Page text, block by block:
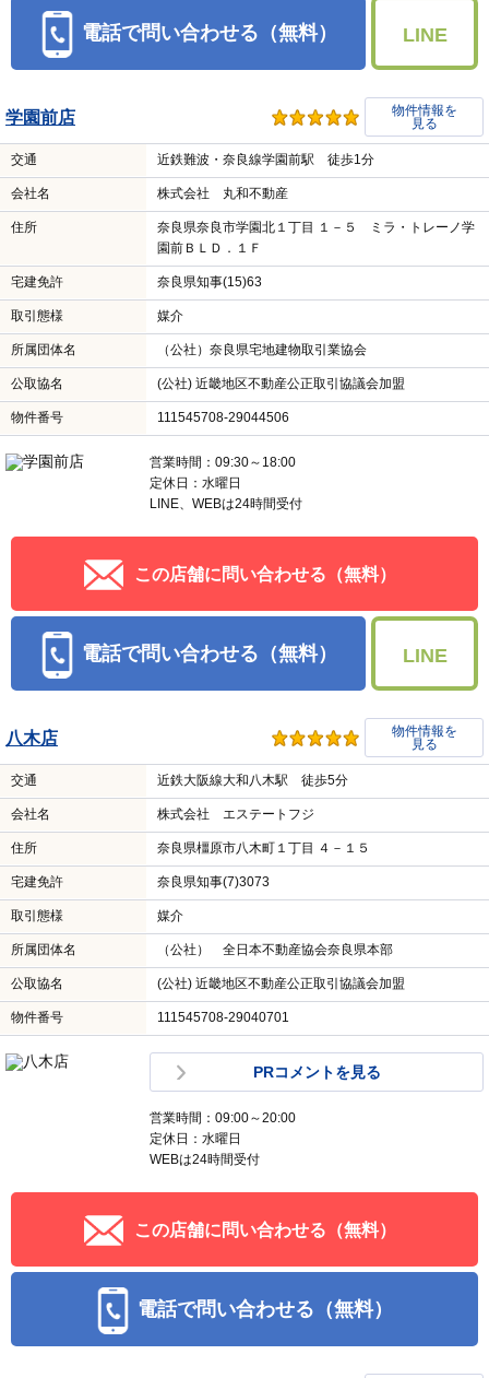
電話で問い合わせる（無料） LINE
学園前店
物件情報を
見る
交通 近鉄難波・奈良線学園前駅 徒歩1分
会社名 株式会社 丸和不動産
住所
奈良県奈良市学園北１丁目 １－５ ミラ・トレーノ学
園前ＢＬＤ．１Ｆ
宅建免許 奈良県知事(15)63
取引態様 媒介
所属団体名 （公社）奈良県宅地建物取引業協会
公取協名 (公社) 近畿地区不動産公正取引協議会加盟
物件番号 111545708-29044506
営業時間：09:30～18:00
定休日：水曜日
LINE、WEBは24時間受付
この店舗に問い合わせる（無料）
電話で問い合わせる（無料） LINE
八木店
物件情報を
見る
交通 近鉄大阪線大和八木駅 徒歩5分
会社名 株式会社 エステートフジ
住所 奈良県橿原市八木町１丁目 ４－１５
宅建免許 奈良県知事(7)3073
取引態様 媒介
所属団体名 （公社） 全日本不動産協会奈良県本部
公取協名 (公社) 近畿地区不動産公正取引協議会加盟
物件番号 111545708-29040701
PRコメントを見る
営業時間：09:00～20:00
定休日：水曜日
WEBは24時間受付
この店舗に問い合わせる（無料）
電話で問い合わせる（無料）